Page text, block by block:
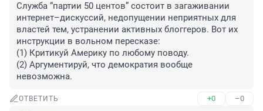
Служба “партии 50 центов” состоит в загаживании
интернет–дискуссий, недопущении неприятных для
властей тем, устранении активных блоггеров. Вот их
инструкции в вольном пересказе:
(1) Критикуй Америку по любому поводу.
(2) Аргументируй, что демократия вообще
невозможна.
ОТВЕТИТЬ +0 –0